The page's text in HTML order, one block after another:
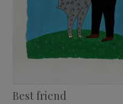
Best friend